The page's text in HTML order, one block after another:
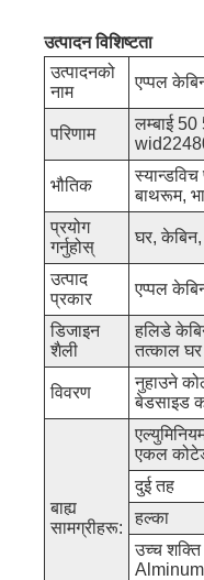
उत्पादन विशिष्टता
उत्पादनको
नाम
एप्पल
परिणाम
लम्बाई
भौतिक
बाथरूम,
प्रयोग
गर्नुहोस्
घर,
उत्पाद
प्रकार
एप्पल
डिजाइन
शैली
हलिडे
तत्काल घर
विवरण
नुहाउने
बेडसाइड
बाह्य
सामग्रीहरू:
एकल
दुई तह
हल्का
उच्च शक्ति